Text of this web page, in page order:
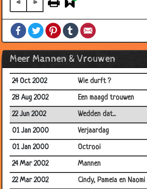
« »
FacebookTwitterPinterestTumblr
Meer Mannen & Vrouwen
14 Dec 2002
Hier ging het al mis
26 Oct 2002
Keuken
24 Oct 2002
Wie durft ?
28 Aug 2002
Een maagd trouwen
22 Jun 2002
Wedden dat...
01 Jan 2000
Verjaardag
01 Jan 2000
Octrooi
24 Mar 2002
Mannen
22 Mar 2002
Cindy, Pamela en Naomi